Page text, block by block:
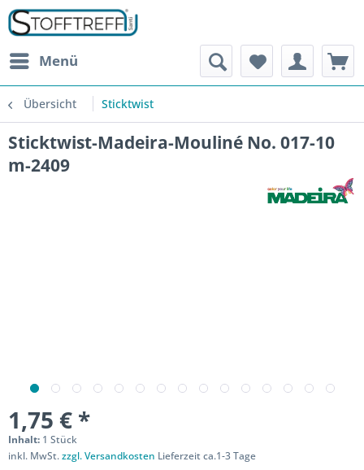
Menü
Übersicht Sticktwist
Sticktwist-Madeira-Mouliné No. 017-10
m-2409
1,75 € *
Inhalt: 1 Stück
inkl. MwSt.zzgl. Versandkosten Lieferzeit ca.1-3 Tage